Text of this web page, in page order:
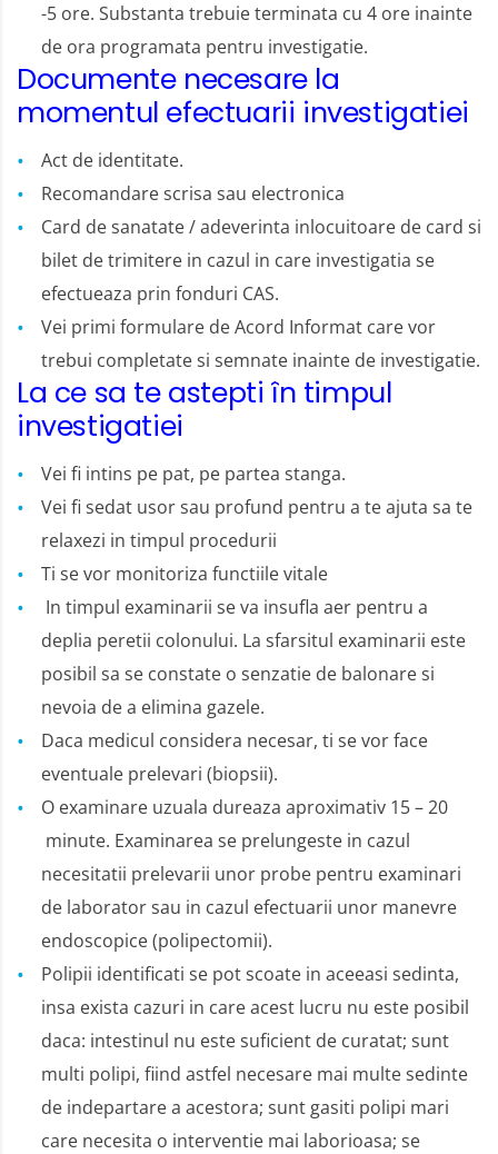
-5 ore. Substanta trebuie terminata cu 4 ore inainte
de ora programata pentru investigatie.
Documente necesare la
momentul efectuarii investigatiei
Act de identitate.
Recomandare scrisa sau electronica
Card de sanatate / adeverinta inlocuitoare de card si
bilet de trimitere in cazul in care investigatia se
efectueaza prin fonduri CAS.
Vei primi formulare de Acord Informat care vor
trebui completate si semnate inainte de investigatie.
La ce sa te astepti în timpul
investigatiei
Vei fi intins pe pat, pe partea stanga.
Vei fi sedat usor sau profund pentru a te ajuta sa te
relaxezi in timpul procedurii
Ti se vor monitoriza functiile vitale
In timpul examinarii se va insufla aer pentru a
deplia peretii colonului. La sfarsitul examinarii este
posibil sa se constate o senzatie de balonare si
nevoia de a elimina gazele.
Daca medicul considera necesar, ti se vor face
eventuale prelevari (biopsii).
O examinare uzuala dureaza aproximativ 15 – 20
minute. Examinarea se prelungeste in cazul
necesitatii prelevarii unor probe pentru examinari
de laborator sau in cazul efectuarii unor manevre
endoscopice (polipectomii).
Polipii identificati se pot scoate in aceeasi sedinta,
insa exista cazuri in care acest lucru nu este posibil
daca: intestinul nu este suficient de curatat; sunt
multi polipi, fiind astfel necesare mai multe sedinte
de indepartare a acestora; sunt gasiti polipi mari
care necesita o interventie mai laborioasa; se